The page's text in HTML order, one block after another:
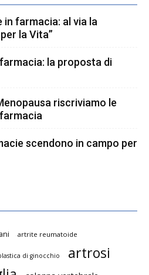
farmacia: al via la
la Vita”
la proposta di
riscriviamo le
scendono in campo per
artrite reumatoide
di ginocchio artrosi